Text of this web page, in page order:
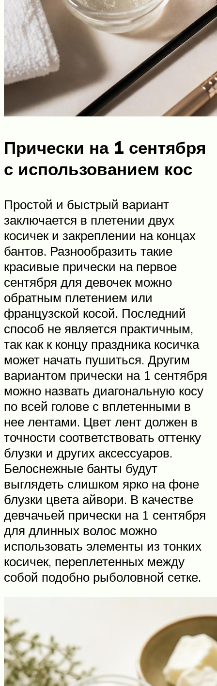
Прически на 1 сентября
с использованием кос
Простой и быстрый вариант
заключается в плетении двух
косичек и закреплении на концах
бантов. Разнообразить такие
красивые прически на первое
сентября для девочек можно
обратным плетением или
французской косой. Последний
способ не является практичным,
так как к концу праздника косичка
может начать пушиться. Другим
вариантом прически на 1 сентября
можно назвать диагональную косу
по всей голове с вплетенными в
нее лентами. Цвет лент должен в
точности соответствовать оттенку
блузки и других аксессуаров.
Белоснежные банты будут
выглядеть слишком ярко на фоне
блузки цвета айвори. В качестве
девчачьей прически на 1 сентября
для длинных волос можно
использовать элементы из тонких
косичек, переплетенных между
собой подобно рыболовной сетке.